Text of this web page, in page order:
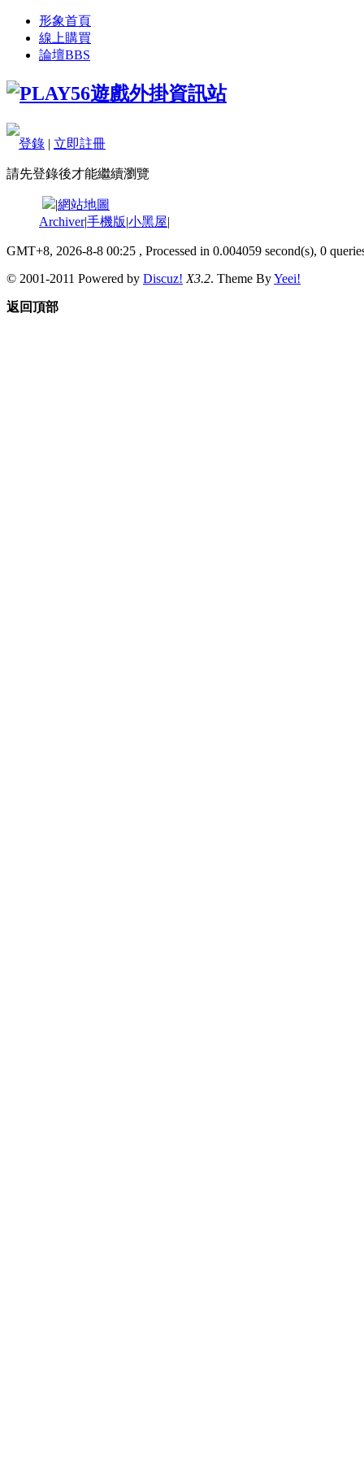
形象首頁
線上購買
論壇BBS
登錄 | 立即註冊
請先登錄後才能繼續瀏覽
|網站地圖
Archiver|手機版|小黑屋|
GMT+8, 2026-8-8 00:25 , Processed in 0.004059 second(s), 0
© 2001-2011 Powered by Discuz! X3.2. Theme ByYeei!
返回頂部